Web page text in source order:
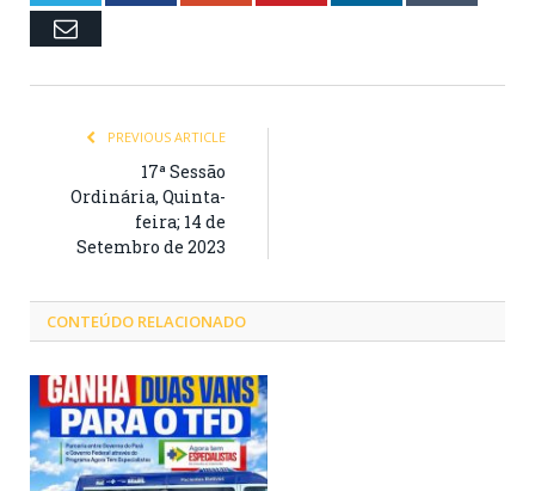
Email
PREVIOUS ARTICLE
17ª Sessão
Ordinária, Quinta-
feira; 14 de
Setembro de 2023
CONTEÚDO RELACIONADO